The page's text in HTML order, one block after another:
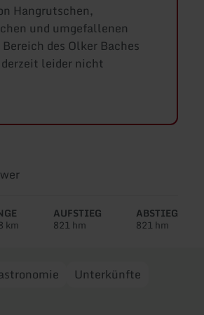
Hangrutschen,
und umgefallenen
des Olker Baches
leider nicht
km
AUFSTIEG
821 hm
ABSTIEG
821 hm
Unterkünfte